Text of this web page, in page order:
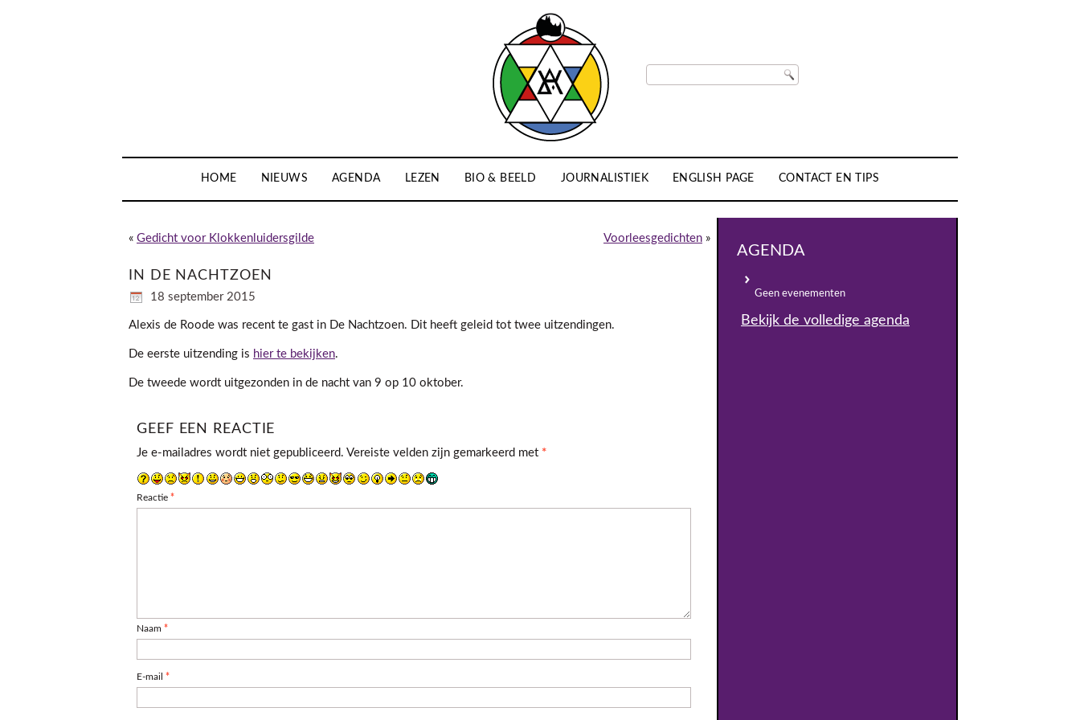
HOME NIEUWS AGENDA LEZEN BIO & BEELD JOURNALISTIEK ENGLISH PAGE CONTACT EN TIPS
« Gedicht voor Klokkenluidersgilde Voorleesgedichten »
IN DE NACHTZOEN
18 september 2015
Alexis de Roode was recent te gast in De Nachtzoen. Dit heeft geleid tot twee uitzendingen.
De eerste uitzending is hier te bekijken.
De tweede wordt uitgezonden in de nacht van 9 op 10 oktober.
GEEF EEN REACTIE
Je e-mailadres wordt niet gepubliceerd. Vereiste velden zijn gemarkeerd met *
Reactie *
Naam *
E-mail *
AGENDA
Geen evenementen
Bekijk de volledige agenda